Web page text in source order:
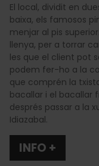
El local, dividit en
baixa, els famosos
menjar al pis
llenya, per a torrar
les que el client pot
podem fer-ho a la
que comprén la
bacallar i el bacallar
després passar a la
Idiazabal.
INFO +